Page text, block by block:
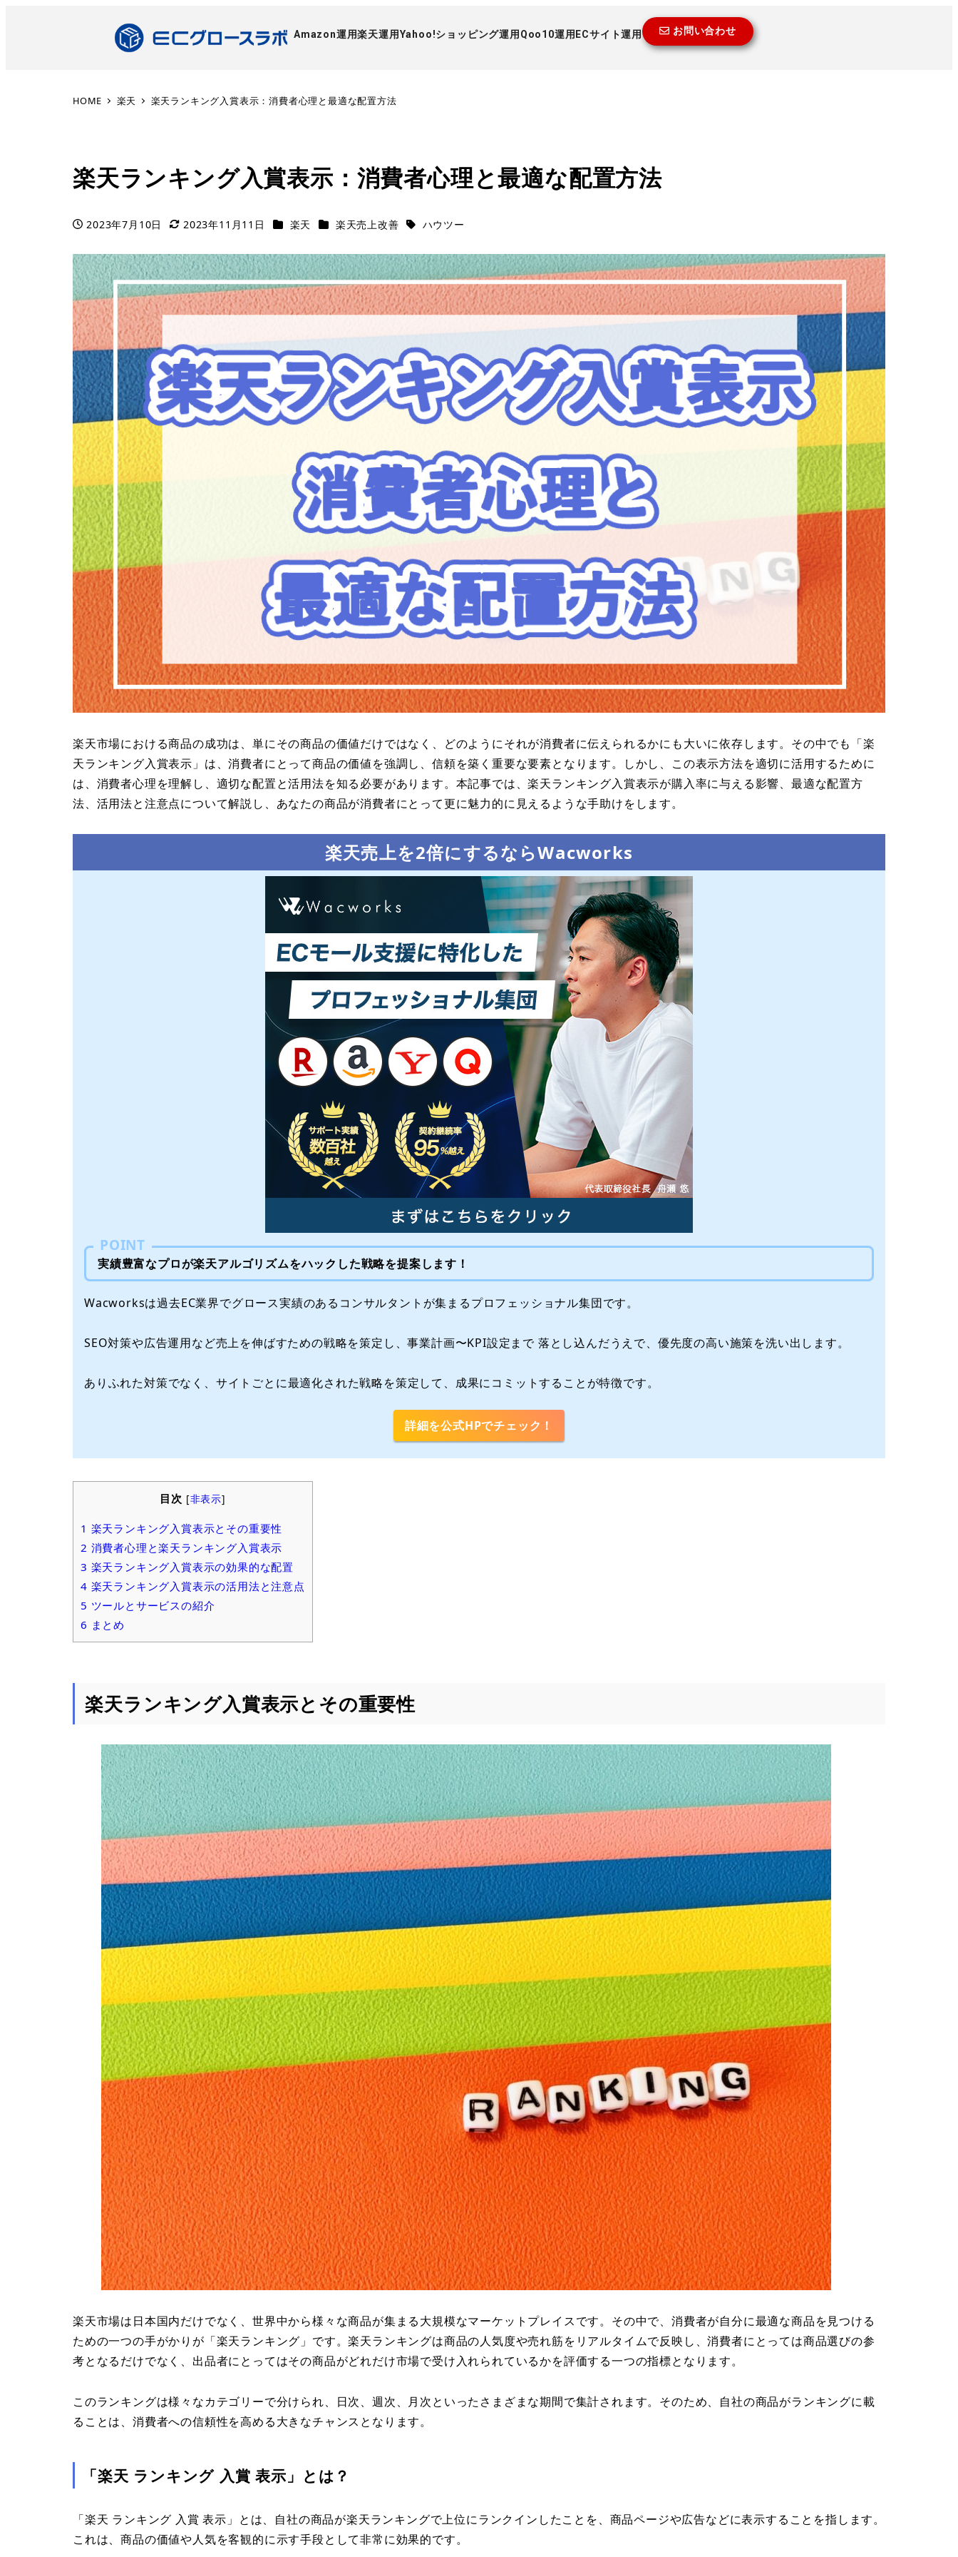
Amazon運用楽天運用Yahoo!ショッピング運用 Qoo10運用 ECサイト運用 お問い合わせ
HOME 楽天 楽天ランキング入賞表示：消費者心理と最適な配置方法
楽天ランキング入賞表示：消費者心理と最適な配置方法
2023年7月10日 2023年11月11日 楽天 楽天売上改善 ハウツー
楽天市場における商品の成功は、単にその商品の価値だけではなく、どのようにそれが消費者に伝えられるかにも大いに依存します。その中でも「楽
天ランキング入賞表示」は、消費者にとって商品の価値を強調し、信頼を築く重要な要素となります。しかし、この表示方法を適切に活用するために
は、消費者心理を理解し、適切な配置と活用法を知る必要があります。本記事では、楽天ランキング入賞表示が購入率に与える影響、最適な配置方
法、活用法と注意点について解説し、あなたの商品が消費者にとって更に魅力的に見えるような手助けをします。
楽天売上を2倍にするならWacworks
POINT
実績豊富なプロが楽天アルゴリズムをハックした戦略を提案します！
Wacworksは過去EC業界でグロース実績のあるコンサルタントが集まるプロフェッショナル集団です。
SEO対策や広告運用など売上を伸ばすための戦略を策定し、事業計画〜KPI設定まで 落とし込んだうえで、優先度の高い施策を洗い出します。
ありふれた対策でなく、サイトごとに最適化された戦略を策定して、成果にコミットすることが特徴です。
詳細を公式HPでチェック！
目次 [非表示]
1 楽天ランキング入賞表示とその重要性
2 消費者心理と楽天ランキング入賞表示
3 楽天ランキング入賞表示の効果的な配置
4 楽天ランキング入賞表示の活用法と注意点
5 ツールとサービスの紹介
6 まとめ
楽天ランキング入賞表示とその重要性
楽天市場は日本国内だけでなく、世界中から様々な商品が集まる大規模なマーケットプレイスです。その中で、消費者が自分に最適な商品を見つける
ための一つの手がかりが「楽天ランキング」です。楽天ランキングは商品の人気度や売れ筋をリアルタイムで反映し、消費者にとっては商品選びの参
考となるだけでなく、出品者にとってはその商品がどれだけ市場で受け入れられているかを評価する一つの指標となります。
このランキングは様々なカテゴリーで分けられ、日次、週次、月次といったさまざまな期間で集計されます。そのため、自社の商品がランキングに載
ることは、消費者への信頼性を高める大きなチャンスとなります。
「楽天 ランキング 入賞 表示」とは？
「楽天 ランキング 入賞 表示」とは、自社の商品が楽天ランキングで上位にランクインしたことを、商品ページや広告などに表示することを指します。
これは、商品の価値や人気を客観的に示す手段として非常に効果的です。